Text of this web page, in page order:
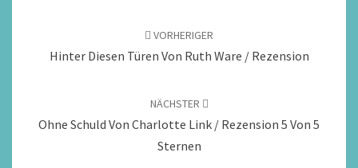
VORHERIGER
Hinter Diesen Türen Von Ruth Ware / Rezension
NÄCHSTER
Ohne Schuld Von Charlotte Link / Rezension 5 Von 5
Sternen